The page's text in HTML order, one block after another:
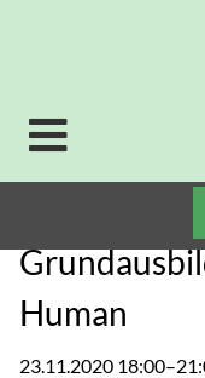
Human
23.11.2020
Verwendung von
optimal zu
können,
Nutzung der
von Cookies zu.